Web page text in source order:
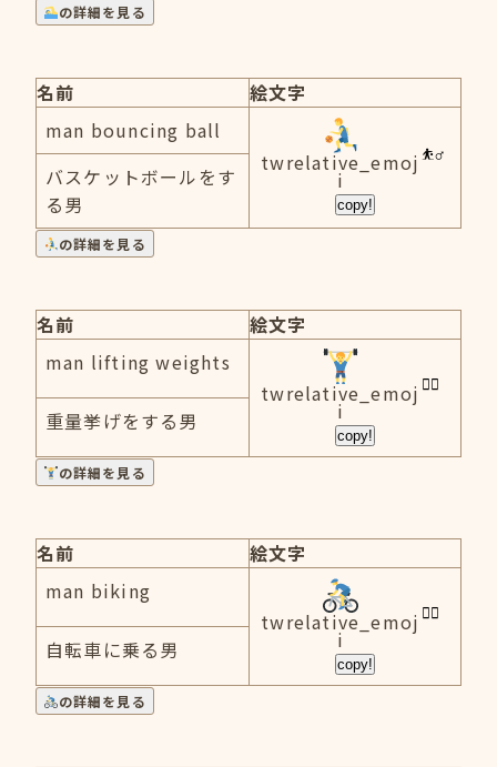
の詳細を見る
名前
絵文字
man bouncing ball
twrelative_emoj
i
copy!
バスケットボールをす
る男
の詳細を見る
名前
絵文字
man lifting weights
twrelative_emoj
i
copy!
重量挙げをする男
の詳細を見る
名前
絵文字
man biking
twrelative_emoj
i
copy!
自転車に乗る男
の詳細を見る